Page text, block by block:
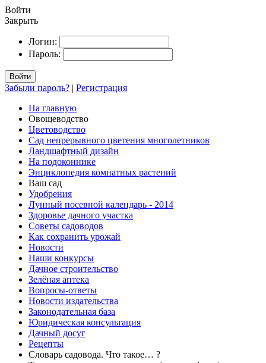
Войти
Закрыть
Логин:
Пароль:
Войти
Забыли пароль? | Регистрация
На главную
Овощеводство
Цветоводство
Сад непрерывного цветения многолетников
Ландшафтный дизайн
На подоконнике
Энциклопедия комнатных растений
Ваш сад
Удобрения
Лунный посевной календарь - 2014
Здоровье дачного участка
Советы садоводов
Как сохранить урожай
Новости
Наши конкурсы
Дачное строительство
Зелёная аптека
Вопросы-ответы
Новости издательства
Законодательная база
Юридическая консультация
Дачный досуг
Рецепты
Словарь садовода. Что такое… ?